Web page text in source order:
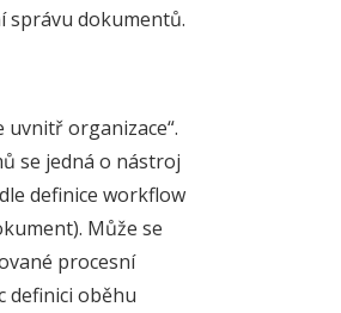
správu dokumentů.
organizace“.
se jedná o nástroj
definice workflow
Může se
procesní
definici oběhu